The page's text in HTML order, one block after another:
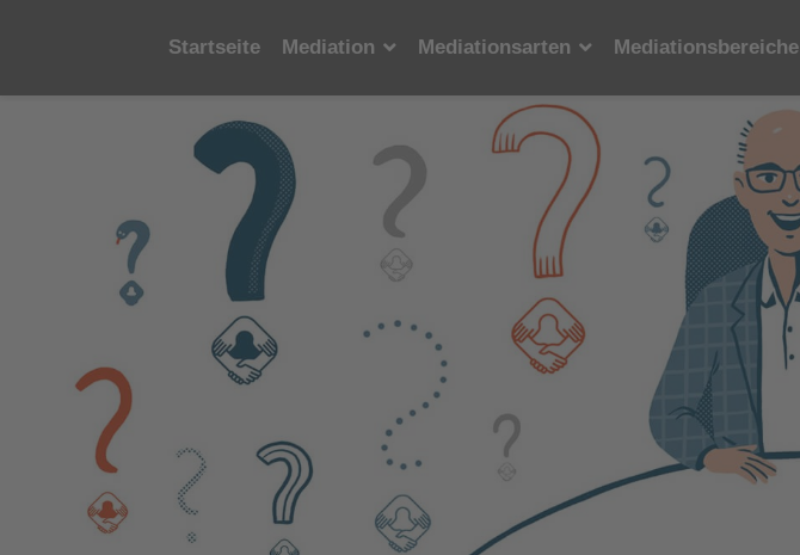
Startseite Mediation Mediationsarten Mediationsbereiche